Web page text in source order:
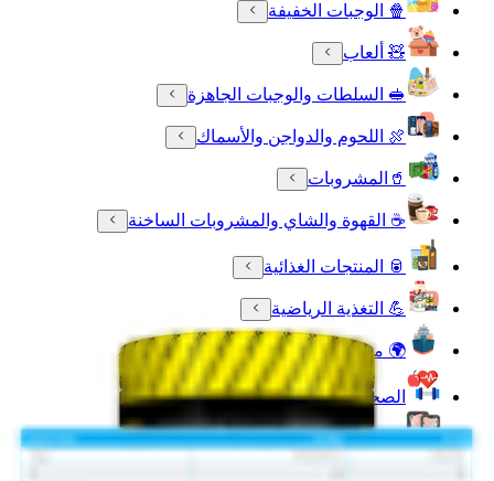
🍿 الوجبات الخفيفة
🧸 ألعاب
🥪 السلطات والوجبات الجاهزة
🍖 اللحوم والدواجن والأسماك
🥤المشروبات
☕ القهوة والشاي والمشروبات الساخنة
🥫 المنتجات الغذائية
💪 التغذية الرياضية
🌍 مستوردة لك
الصحة واللياقة البدنية
❄️ الأطعمة المجمدة